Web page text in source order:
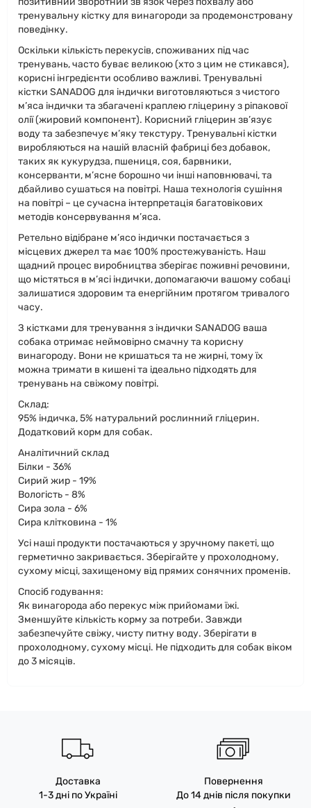
тренувальну кістку для винагороди за продемонстровану
поведінку.
Оскільки кількість перекусів, споживаних під час
тренувань, часто буває великою (хто з цим не стикався),
корисні інгредієнти особливо важливі. Тренувальні
кістки SANADOG для індички виготовляються з чистого
м’яса індички та збагачені краплею гліцерину з ріпакової
олії (жировий компонент). Корисний гліцерин зв’язує
воду та забезпечує м’яку текстуру. Тренувальні кістки
виробляються на нашій власній фабриці без добавок,
таких як кукурудза, пшениця, соя, барвники,
консерванти, м’ясне борошно чи інші наповнювачі, та
дбайливо сушаться на повітрі. Наша технологія сушіння
на повітрі – це сучасна інтерпретація багатовікових
методів консервування м’яса.
Ретельно відібране м’ясо індички постачається з
місцевих джерел та має 100% простежуваність. Наш
щадний процес виробництва зберігає поживні речовини,
що містяться в м’ясі індички, допомагаючи вашому собаці
залишатися здоровим та енергійним протягом тривалого
часу.
З кістками для тренування з індички SANADOG ваша
собака отримає неймовірно смачну та корисну
винагороду. Вони не кришаться та не жирні, тому їх
можна тримати в кишені та ідеально підходять для
тренувань на свіжому повітрі.
Склад:
95% індичка, 5% натуральний рослинний гліцерин.
Додатковий корм для собак.
Аналітичний склад
Білки - 36%
Сирий жир - 19%
Вологість - 8%
Сира зола - 6%
Сира клітковина - 1%
Усі наші продукти постачаються у зручному пакеті, що
герметично закривається. Зберігайте у прохолодному,
сухому місці, захищеному від прямих сонячних променів.
Спосіб годування:
Як винагорода або перекус між прийомами їжі.
Зменшуйте кількість корму за потреби. Завжди
забезпечуйте свіжу, чисту питну воду. Зберігати в
прохолодному, сухому місці. Не підходить для собак віком
до 3 місяців.
Доставка
1-3 дні по Україні
Повернення
До 14 днів після покупки